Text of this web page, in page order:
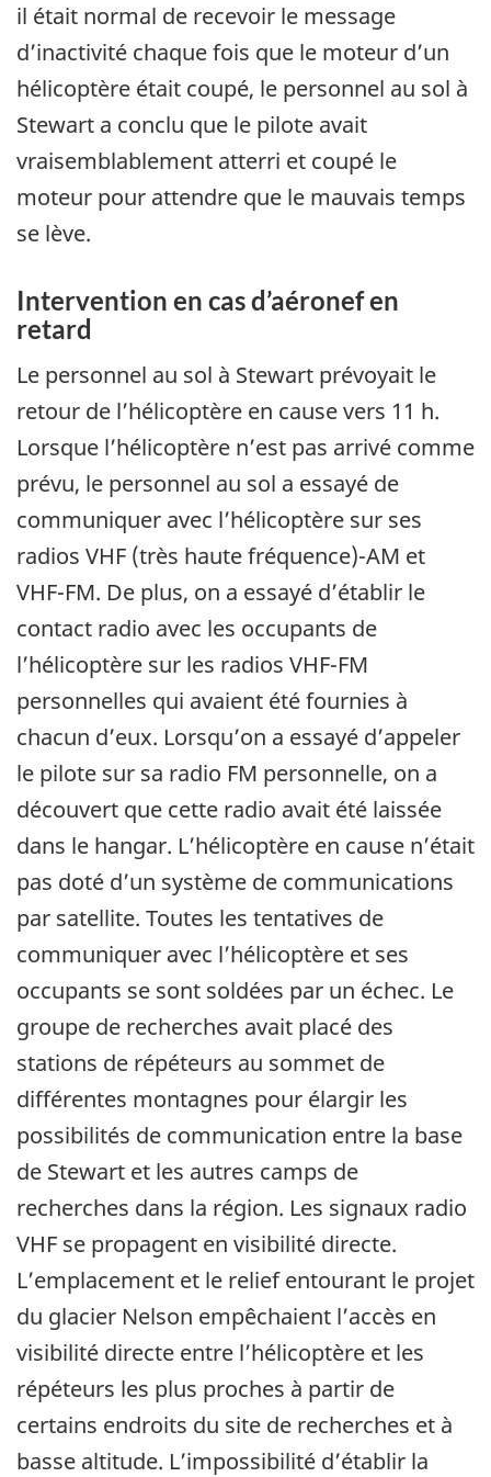
il était normal de recevoir le message
d’inactivité chaque fois que le moteur d’un
hélicoptère était coupé, le personnel au sol à
Stewart a conclu que le pilote avait
vraisemblablement atterri et coupé le
moteur pour attendre que le mauvais temps
se lève.
Intervention en cas d’aéronef en
retard
Le personnel au sol à Stewart prévoyait le
retour de l’hélicoptère en cause vers 11 h.
Lorsque l’hélicoptère n’est pas arrivé comme
prévu, le personnel au sol a essayé de
communiquer avec l’hélicoptère sur ses
radios VHF (très haute fréquence)-AM et
VHF-FM. De plus, on a essayé d’établir le
contact radio avec les occupants de
l’hélicoptère sur les radios VHF-FM
personnelles qui avaient été fournies à
chacun d’eux. Lorsqu’on a essayé d’appeler
le pilote sur sa radio FM personnelle, on a
découvert que cette radio avait été laissée
dans le hangar. L’hélicoptère en cause n’était
pas doté d’un système de communications
par satellite. Toutes les tentatives de
communiquer avec l’hélicoptère et ses
occupants se sont soldées par un échec. Le
groupe de recherches avait placé des
stations de répéteurs au sommet de
différentes montagnes pour élargir les
possibilités de communication entre la base
de Stewart et les autres camps de
recherches dans la région. Les signaux radio
VHF se propagent en visibilité directe.
L’emplacement et le relief entourant le projet
du glacier Nelson empêchaient l’accès en
visibilité directe entre l’hélicoptère et les
répéteurs les plus proches à partir de
certains endroits du site de recherches et à
basse altitude. L’impossibilité d’établir la